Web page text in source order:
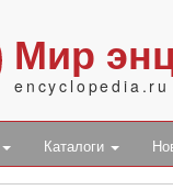
Мир
encyclopedia.ru
Каталоги